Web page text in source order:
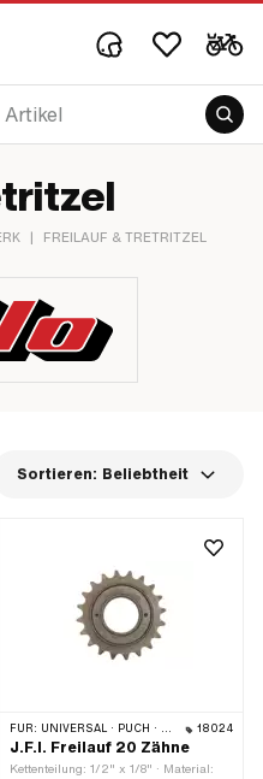
| FREILAUF & TRETRITZEL
Sortieren: Beliebtheit
FÜR: UNIVERSAL · PUCH · SACHS · PONY / CILO (BETA 521 & 512) 18024
J.F.I. Freilauf 20 Zähne
Kettenteilung: 1/2" x 1/8" · Material: